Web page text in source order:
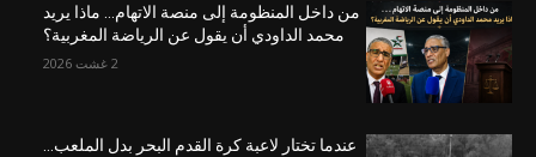
من داخل المنظومة إلى منصة الاتهام… ماذا يريد
محمد الداودي أن يقول عن الرياضة المغربية؟
2 غشت 2026
عندما تختار لاعبة كرة القدم البحر بدل الملعب…